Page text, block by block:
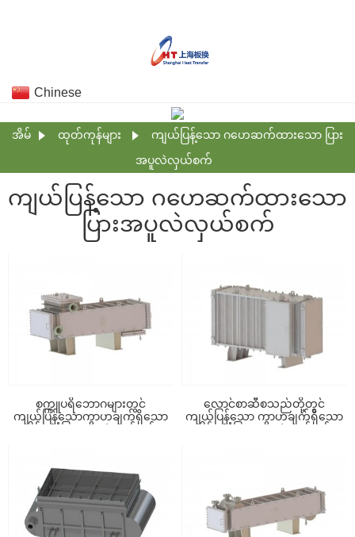
Chinese
အိမ် ထုတ်ကုန်များ
ကျယ်ပြန့်သော ဂဟေဆက်ထားသော ပြား
အပူလဲလှယ်စက်
ကျယ်ပြန့်သော ဂဟေဆက်ထားသော
ပြားအပူလဲလှယ်စက်
စက္ကူပရိဘောဂများတွင်
ကျယ်ပြန့်သောကွာဟချက်ရှိသော
လောင်စာဆီစသည်တို့တွင်
ကျယ်ပြန့်သော ကွာဟချက်ရှိသော